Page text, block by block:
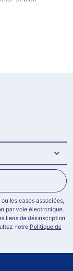
les cases associées,
par voie électronique.
liens de désinscription
notre Politique de